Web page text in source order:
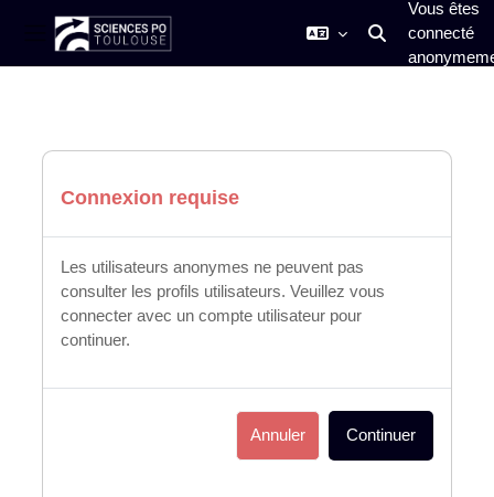
Panneau latéral Activer/
Vous êtes
connecté
Connexion requise
Les utilisateurs anonymes ne peuvent pas
consulter les profils utilisateurs. Veuillez vous
connecter avec un compte utilisateur pour
continuer.
Annuler Continuer